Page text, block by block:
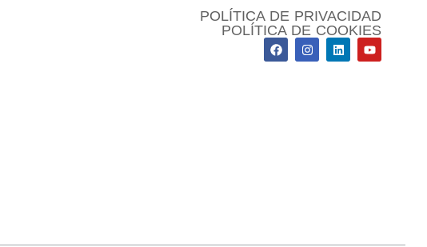
POLÍTICA DE PRIVACIDAD
POLÍTICA DE COOKIES